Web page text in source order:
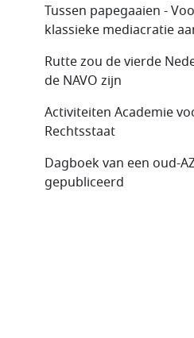
Tussen papegaaien -
klassieke mediacratie
Rutte zou de vierde
de NAVO zijn
Activiteiten Academie
Rechtsstaat
Dagboek van een oud-
gepubliceerd